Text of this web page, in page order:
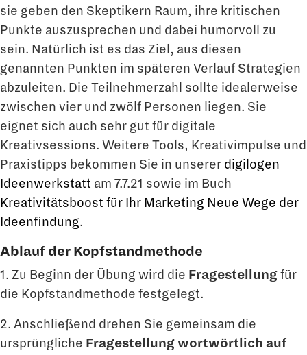
sie geben den Skeptikern Raum, ihre kritischen
Punkte auszusprechen und dabei humorvoll zu
sein. Natürlich ist es das Ziel, aus diesen
genannten Punkten im späteren Verlauf Strategien
abzuleiten. Die Teilnehmerzahl sollte idealerweise
zwischen vier und zwölf Personen liegen. Sie
eignet sich auch sehr gut für digitale
Kreativsessions. Weitere Tools, Kreativimpulse und
Praxistipps bekommen Sie in unserer digilogen
Ideenwerkstatt am 7.7.21 sowie im Buch
Kreativitätsboost für Ihr Marketing Neue Wege der
Ideenfindung.
Ablauf der Kopfstandmethode
1. Zu Beginn der Übung wird die Fragestellung für
die Kopfstandmethode festgelegt.
2. Anschließend drehen Sie gemeinsam die
ursprüngliche Fragestellung wortwörtlich auf